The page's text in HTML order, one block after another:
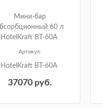
Мини-бар
60 л
HotelKraft BT-60A
Артикул:
HotelKraft BT-60A
37070 руб.